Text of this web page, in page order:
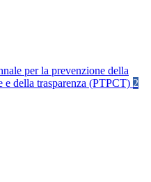
per la prevenzione della
e della trasparenza (PTPCT) 2